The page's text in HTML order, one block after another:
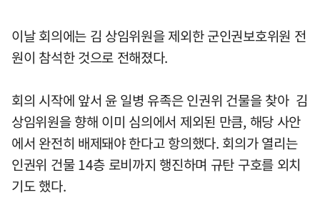
이날 회의에는 김 상임위원을 제외한 군인권보호위원 전
원이 참석한 것으로 전해졌다.
회의 시작에 앞서 윤 일병 유족은 인권위 건물을 찾아 김
상임위원을 향해 이미 심의에서 제외된 만큼, 해당 사안
에서 완전히 배제돼야 한다고 항의했다. 회의가 열리는
인권위 건물 14층 로비까지 행진하며 규탄 구호를 외치
기도 했다.